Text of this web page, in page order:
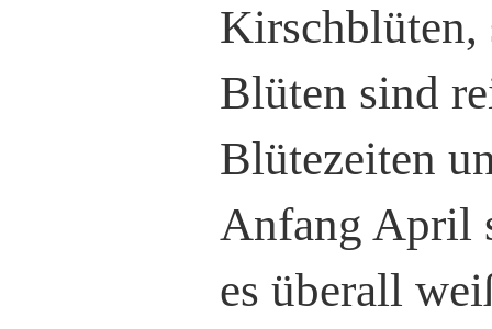
Kirschblüten,
Blüten sind
Blütezeiten
Anfang April
es überall